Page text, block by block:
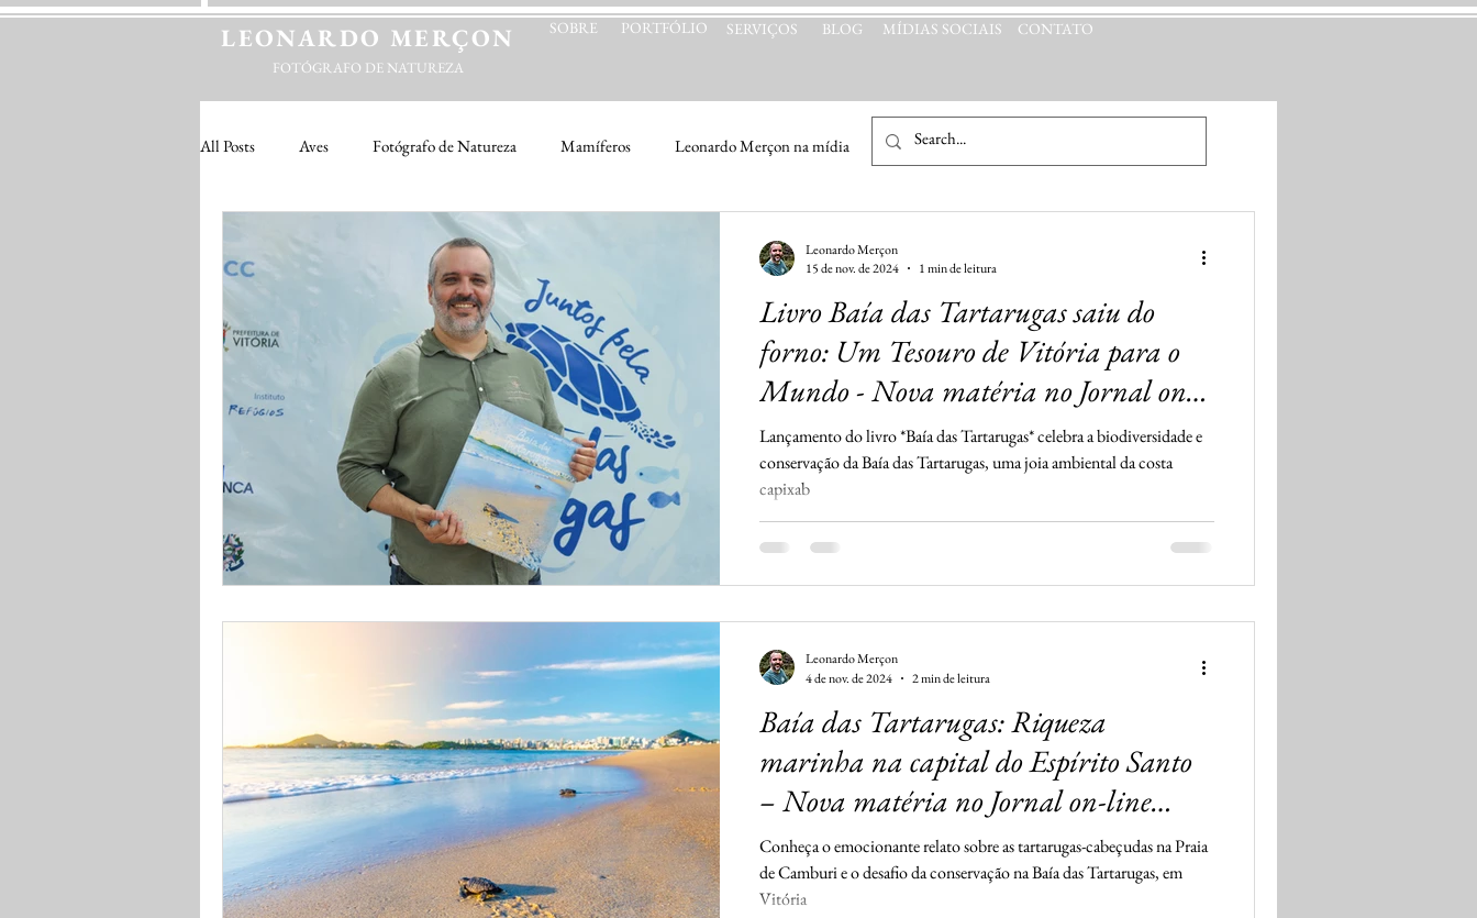
LEONARDO MERÇON
FOTÓGRAFO DE NATUREZA
SOBRE PORTFÓLIO SERVIÇOS BLOG MÍDIAS SOCIAIS CONTATO
All Posts Aves Fotógrafo de Natureza Mamíferos Leonardo Merçon na mídia Natureza & Cultura - Folha Vitória
Livro Baía das Tartarugas saiu do
forno: Um Tesouro de Vitória para o
Mundo - Nova matéria no Jornal on-
line Folha Vitória
Lançamento do livro *Baía das Tartarugas* celebra a biodiversidade e
conservação da Baía das Tartarugas, uma joia ambiental da costa
capixab
Leonardo Merçon
15 de nov. de 2024
1 min de leitura
Baía das Tartarugas: Riqueza
marinha na capital do Espírito Santo
– Nova matéria no Jornal on-line
Folha Vitória
Conheça o emocionante relato sobre as tartarugas-cabeçudas na Praia
de Camburi e o desafio da conservação na Baía das Tartarugas, em
Vitória
Leonardo Merçon
4 de nov. de 2024
2 min de leitura